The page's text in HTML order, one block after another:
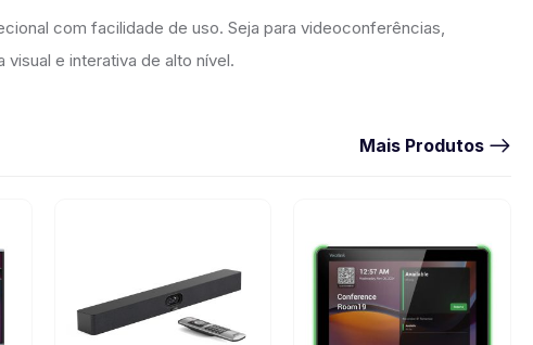
com facilidade de uso. Seja para videoconferências,
e interativa de alto nível.
Mais Produtos